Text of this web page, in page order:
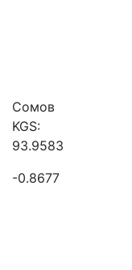
Сомов
KGS:
93.9583
-0.8677